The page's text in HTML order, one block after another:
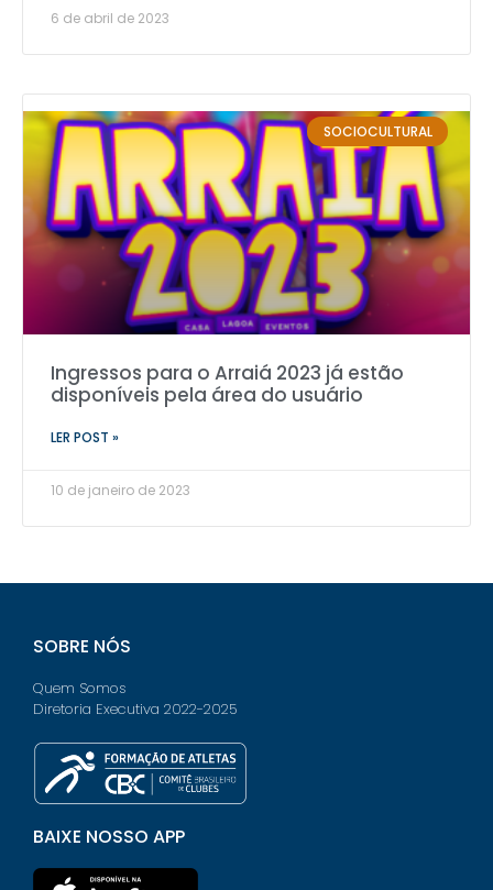
6 de abril de 2023
SOCIOCULTURAL
Ingressos para o Arraiá 2023 já estão
disponíveis pela área do usuário
LER POST »
10 de janeiro de 2023
SOBRE NÓS
Quem Somos
Diretoria Executiva 2022-2025
BAIXE NOSSO APP